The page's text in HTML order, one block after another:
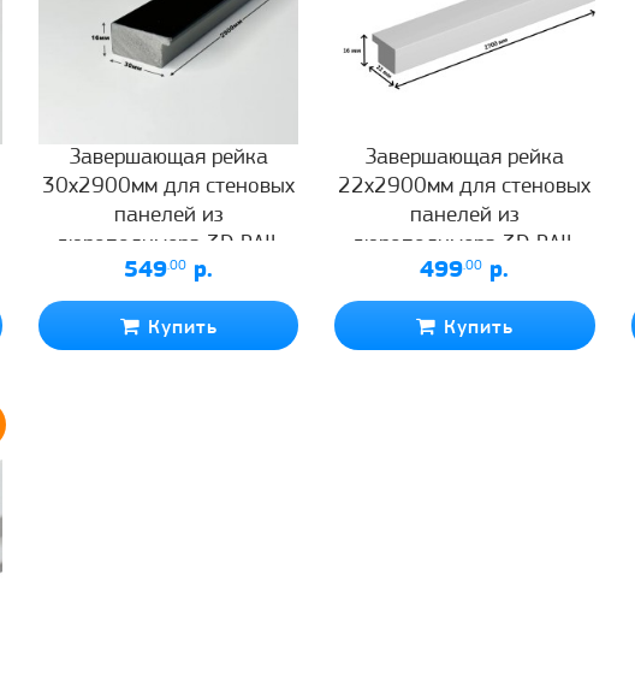
Завершающая рейка
30х2900мм для стеновых
панелей из
дюрополимера 3D RAIL
черная
549.00 р.
Купить
Завершающая рейка
22х2900мм для стеновых
панелей из
дюрополимера 3D RAIL
белая
499.00 р.
Купить